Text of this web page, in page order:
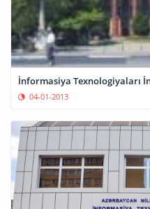
İnformasiya Texnologiyaları
04-01-2013